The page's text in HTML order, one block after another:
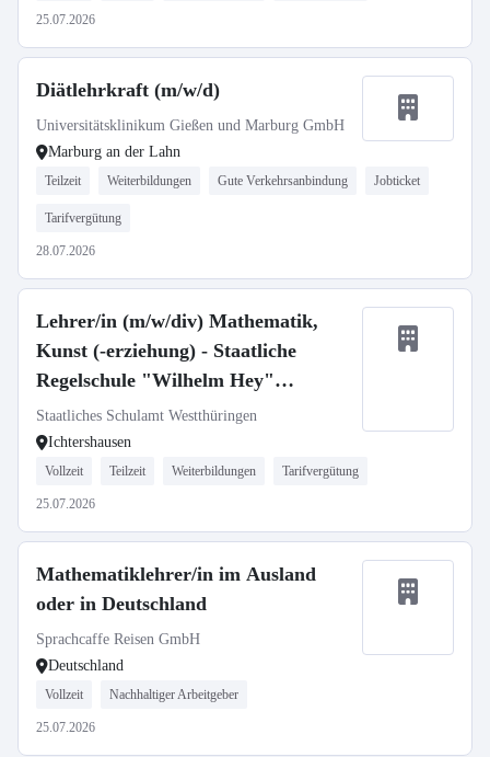
25.07.2026
Diätlehrkraft (m/w/d)
Universitätsklinikum Gießen und Marburg GmbH
Marburg an der Lahn
Teilzeit Weiterbildungen Gute Verkehrsanbindung Jobticket
Tarifvergütung
28.07.2026
Lehrer/in (m/w/div) Mathematik,
Kunst (-erziehung) - Staatliche
Regelschule "Wilhelm Hey"
Ichtershausen
Staatliches Schulamt Westthüringen
Ichtershausen
Vollzeit Teilzeit Weiterbildungen Tarifvergütung
25.07.2026
Mathematiklehrer/in im Ausland
oder in Deutschland
Sprachcaffe Reisen GmbH
Deutschland
Vollzeit Nachhaltiger Arbeitgeber
25.07.2026